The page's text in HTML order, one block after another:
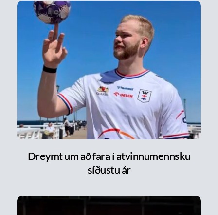
Dreymt um að fara í atvinnumennsku
síðustu ár